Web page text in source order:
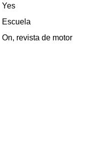
Yes
Escuela
On, revista de motor